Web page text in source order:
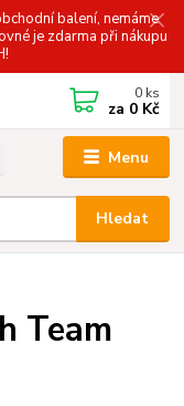
balení, nemáme
je zdarma při nákupu
Menu
Hledat
0 ks
za 0 Kč
Team